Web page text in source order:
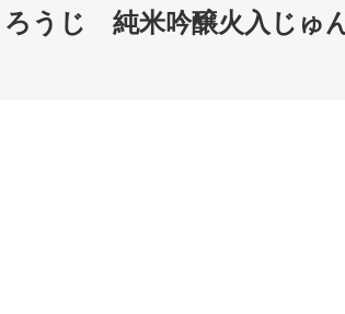
うじ 純米吟醸火入じゅ